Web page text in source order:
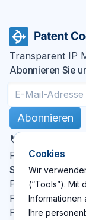
Transparent IP
Abonnieren Sie
Abonnieren
Folgen Sie uns
Seiten
Patent Cockpit
Funktionen
Preise
Cookies
Wir
(“Tools”). Mit
Informationen
Ihre